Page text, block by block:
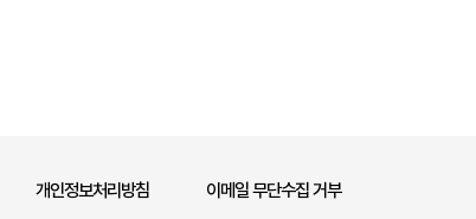
개인정보처리방침
이메일 무단수집 거부